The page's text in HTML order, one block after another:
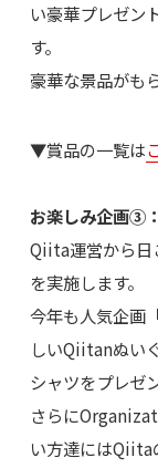
い豪華プレゼン
す。
豪華な景品がも
▼賞品の一覧は
お楽しみ企画③
Qiita運営から日
を実施します。
今年も人気企画
しいQiitanぬい
シャツをプレゼ
さらに
い方達にはQiita